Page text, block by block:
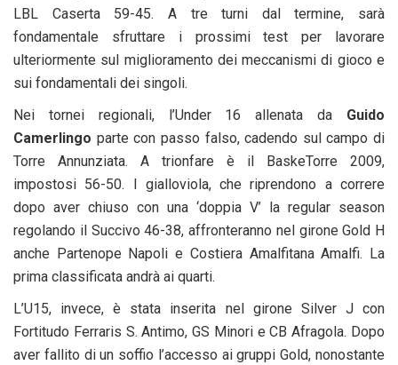
LBL Caserta 59-45. A tre turni dal termine, sarà
fondamentale sfruttare i prossimi test per lavorare
ulteriormente sul miglioramento dei meccanismi di gioco e
sui fondamentali dei singoli.
Nei tornei regionali, l’Under 16 allenata da Guido
Camerlingo parte con passo falso, cadendo sul campo di
Torre Annunziata. A trionfare è il BaskeTorre 2009,
impostosi 56-50. I gialloviola, che riprendono a correre
dopo aver chiuso con una ‘doppia V’ la regular season
regolando il Succivo 46-38, affronteranno nel girone Gold H
anche Partenope Napoli e Costiera Amalfitana Amalfi. La
prima classificata andrà ai quarti.
L’U15, invece, è stata inserita nel girone Silver J con
Fortitudo Ferraris S. Antimo, GS Minori e CB Afragola. Dopo
aver fallito di un soffio l’accesso ai gruppi Gold, nonostante